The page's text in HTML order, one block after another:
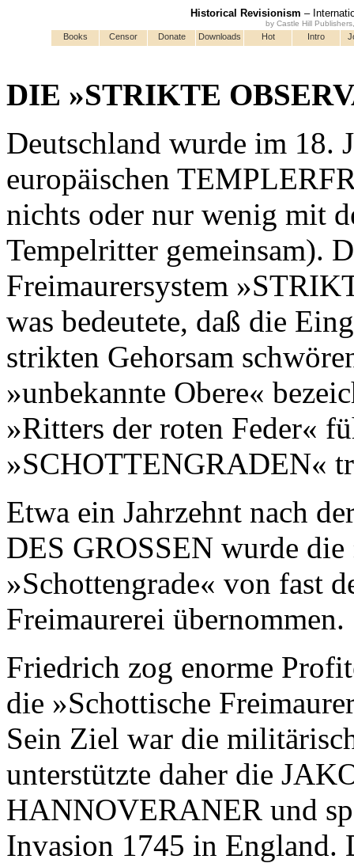
Historical Revisionism –
by Castle Hill
DIE »STRIKTE
Deutschland wurde im 18.
europäischen
nichts oder nur wenig mit
Tempelritter gemeinsam).
Freimaurersystem
was bedeutete, daß die
strikten Gehorsam
»unbekannte Obere«
»Ritters der roten Feder«
»SCHOTTENGRADEN«
Etwa ein Jahrzehnt nach
DES GROSSEN wurde
»Schottengrade« von fast
Freimaurerei übernommen.
Friedrich zog enorme
die »Schottische
Sein Ziel war die
unterstützte daher die
HANNOVERANER und
Invasion 1745 in England.
Books Censor Donate Downloads Hot Intro